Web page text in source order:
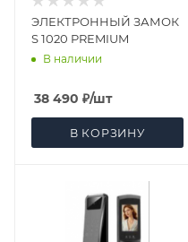
ЭЛЕКТРОННЫЙ ЗАМОК
S 1020 PREMIUM
В наличии
38 490 ₽/шт
В КОРЗИНУ